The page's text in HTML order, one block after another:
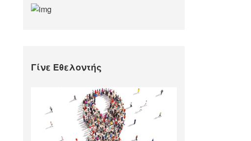
Γίνε Εθελοντής